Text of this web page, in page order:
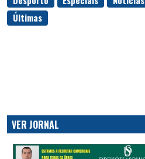
Últimas
VER JORNAL